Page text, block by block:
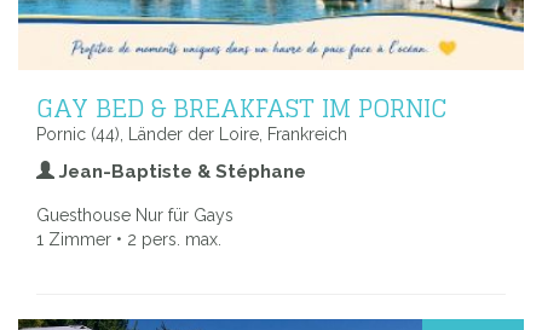
GAY BED & BREAKFAST IM PORNIC
Pornic (44), Länder der Loire, Frankreich
Jean-Baptiste & Stéphane
Guesthouse Nur für Gays
1 Zimmer • 2 pers. max.